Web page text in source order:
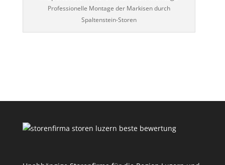
Professionelle Montage der Markisen durch
Spaltenstein-Storen